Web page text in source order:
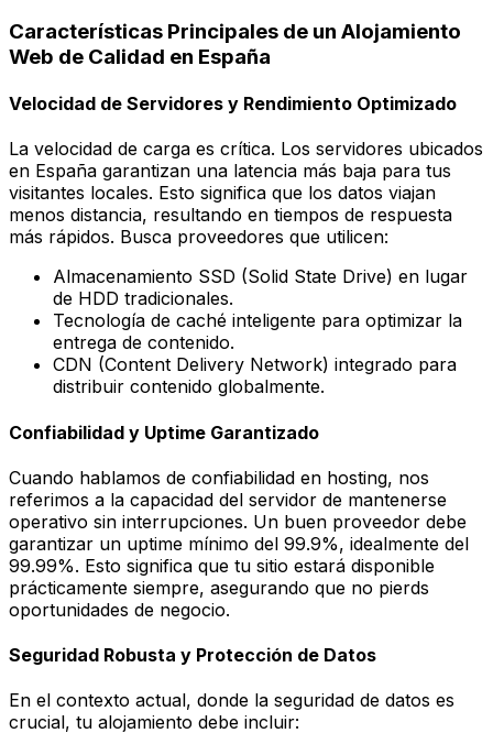
Características Principales de un Alojamiento
Web de Calidad en España
Velocidad de Servidores y Rendimiento Optimizado
La velocidad de carga es crítica. Los servidores ubicados
en España garantizan una latencia más baja para tus
visitantes locales. Esto significa que los datos viajan
menos distancia, resultando en tiempos de respuesta
más rápidos. Busca proveedores que utilicen:
Almacenamiento SSD (Solid State Drive) en lugar
de HDD tradicionales.
Tecnología de caché inteligente para optimizar la
entrega de contenido.
CDN (Content Delivery Network) integrado para
distribuir contenido globalmente.
Confiabilidad y Uptime Garantizado
Cuando hablamos de confiabilidad en hosting, nos
referimos a la capacidad del servidor de mantenerse
operativo sin interrupciones. Un buen proveedor debe
garantizar un uptime mínimo del 99.9%, idealmente del
99.99%. Esto significa que tu sitio estará disponible
prácticamente siempre, asegurando que no pierds
oportunidades de negocio.
Seguridad Robusta y Protección de Datos
En el contexto actual, donde la seguridad de datos es
crucial, tu alojamiento debe incluir: